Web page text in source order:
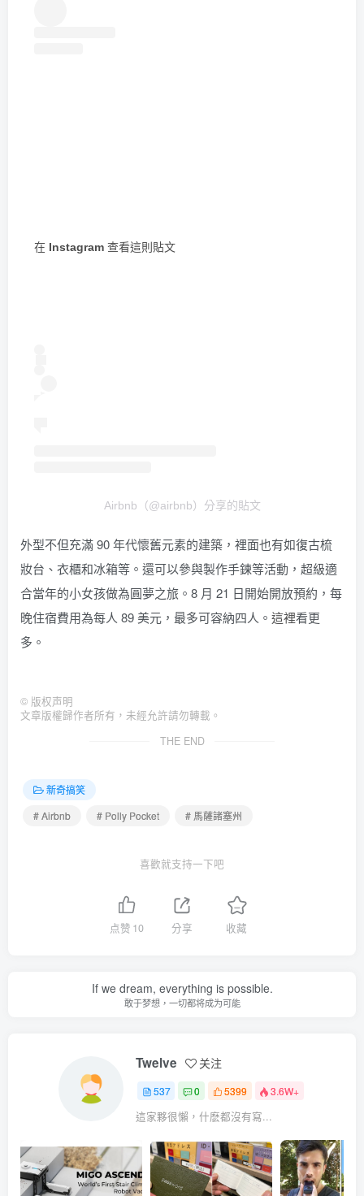
在 Instagram 查看這則貼文
Airbnb（@airbnb）分享的貼文
外型不但充滿 90 年代懷舊元素的建築，裡面也有如復古梳
妝台、衣櫃和冰箱等。還可以參與製作手鍊等活動，超級適
合當年的小女孩做為圓夢之旅。8 月 21 日開始開放預約，每
晚住宿費用為每人 89 美元，最多可容納四人。 這裡看更
多。
© 版权声明
文章版權歸作者所有，未經允許請勿轉載。
THE END
新奇搞笑
# Airbnb
# Polly Pocket # 馬薩諸塞州
喜歡就支持一下吧
点赞 10 分享 收藏
If we dream, everything is possible.
敢于梦想，一切都将成为可能
Twelve 关注
537 0 5399 3.6W+
這家夥很懶，什麽都沒有寫...